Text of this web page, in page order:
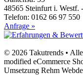
48565 Steinfurt i. Westf.
Telefon: 0162 66 97 550
Anfrage »
© 2026 Takutrends •
modified eCommerce
Umsetzung Rehm